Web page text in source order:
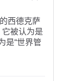
西德克萨
它被认为是
是“世界管